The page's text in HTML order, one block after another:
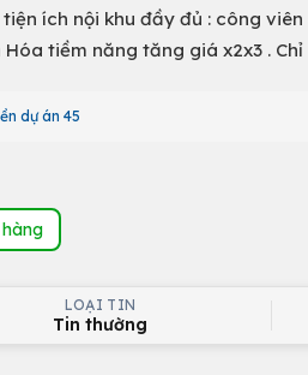
ích nội khu đầy đủ : công
tiềm năng tăng giá x2x3 .
dự án 45
LOẠI TIN
Tin thường